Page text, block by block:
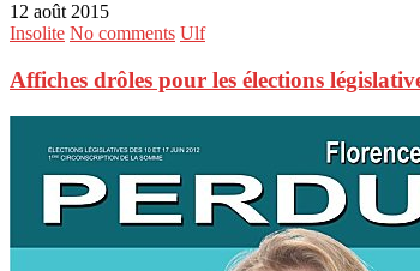
12 août 2015
Insolite No comments Ulf
Affiches drôles pour les élections